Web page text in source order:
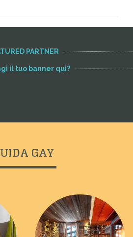
PARTNER
il tuo banner qui?
GAY